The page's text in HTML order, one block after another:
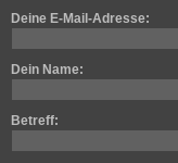
Deine E-Mail-Adresse:
Dein Name:
Betreff: